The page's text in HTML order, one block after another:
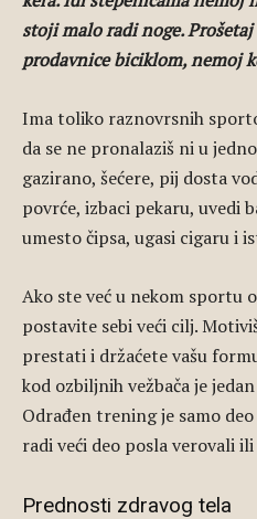
stoji malo radi noge.
prodavnice biciklom, nemoj
Ima toliko raznovrsnih
da se ne pronalaziš ni u
gazirano, šećere, pij dosta
povrće, izbaci pekaru, uvedi
umesto čipsa, ugasi cigaru i
Ako ste već u nekom sportu
postavite sebi veći cilj.
prestati i držaćete vašu
kod ozbiljnih vežbača je
Odrađen trening je samo
radi veći deo posla verovali ili
Prednosti zdravog tela